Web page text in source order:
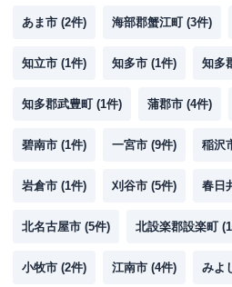
あま市 (2件) 海部郡蟹江町 (3件)
知立市 (1件) 知多市 (1件) 知多
知多郡武豊町 (1件) 蒲郡市 (4件)
碧南市 (1件) 一宮市 (9件) 稲沢
岩倉市 (1件) 刈谷市 (5件) 春日
北名古屋市 (5件) 北設楽郡設楽町 (1
小牧市 (2件) 江南市 (4件) みよ